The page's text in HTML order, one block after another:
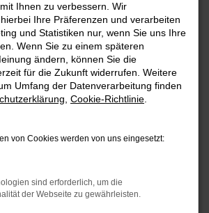
für
Jahreswagen für
erhalten Sie im
Ihnen zu verbessern. Wir
Ihre Präferenzen und verarbeiten
und Statistiken nur, wenn Sie uns Ihre
Wenn Sie zu einem späteren
ändern, können Sie die
für die Zukunft widerrufen. Weitere
Umfang der Datenverarbeitung finden
Cookie-Richtlinie
von Cookies werden von uns eingesetzt:
sind erforderlich, um die
der Webseite zu gewährleisten.